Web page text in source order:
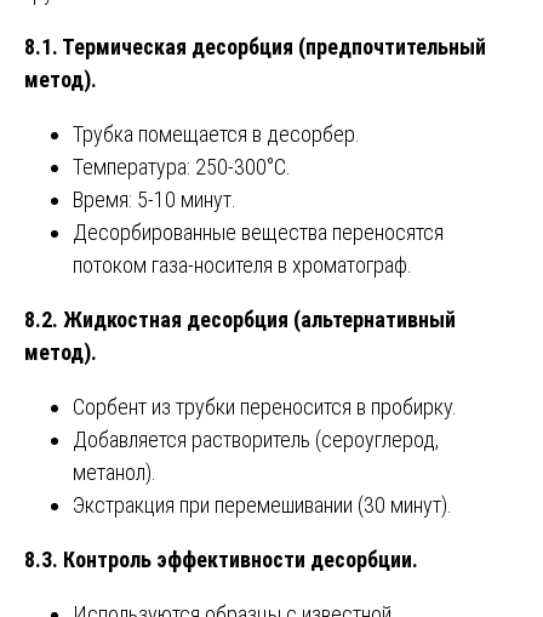
8.1. Термическая десорбция (предпочтительный
метод).
Трубка помещается в десорбер.
Температура: 250-300°C.
Время: 5-10 минут.
Десорбированные вещества переносятся
потоком газа-носителя в хроматограф.
8.2. Жидкостная десорбция (альтернативный
метод).
Сорбент из трубки переносится в пробирку.
Добавляется растворитель (сероуглерод,
метанол).
Экстракция при перемешивании (30 минут).
8.3. Контроль эффективности десорбции.